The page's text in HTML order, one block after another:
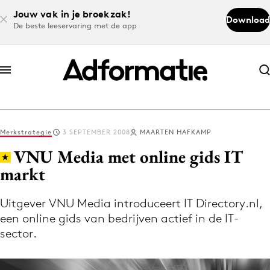
Jouw vak in je broekzak!
De beste leeservaring met de app
Download
Abonneer nu
Abonneer nu
Log in
Volg het laatste nieuws via de Adformatie
Nieuws app
Merkstrategie 3 SEPTEMBER 2008 MAARTEN HAFKAMP
VNU Media met online gids IT
markt
Uitgever VNU Media introduceert IT Directory.nl,
een online gids van bedrijven actief in de IT-
sector.